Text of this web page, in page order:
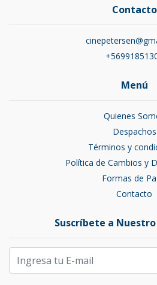
Contacto
Menú
Quienes
Despachos
Términos y
Política de Cambios y
Formas de
Contacto
Suscríbete a